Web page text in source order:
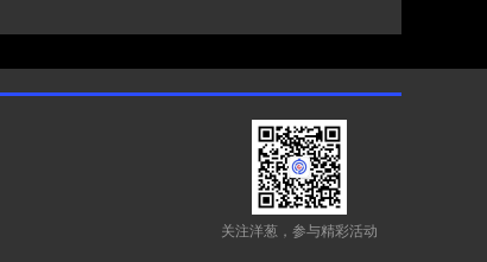
关注洋葱，参与精彩活动